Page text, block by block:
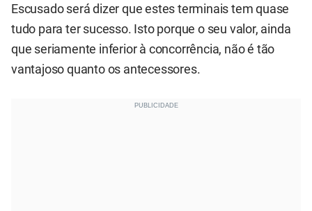
Escusado será dizer que estes terminais tem quase
tudo para ter sucesso. Isto porque o seu valor, ainda
que seriamente inferior à concorrência, não é tão
vantajoso quanto os antecessores.